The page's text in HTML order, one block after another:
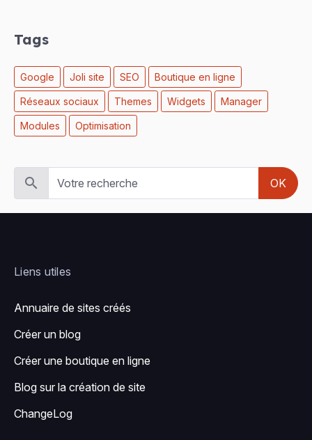
Tags
Google Joli site SEO Boutique en ligne
Réseaux sociaux Themes Widgets Manager
Modules Optimisation
OK
Liens utiles
Annuaire de sites créés
Créer un blog
Créer une boutique en ligne
Blog sur la création de site
ChangeLog